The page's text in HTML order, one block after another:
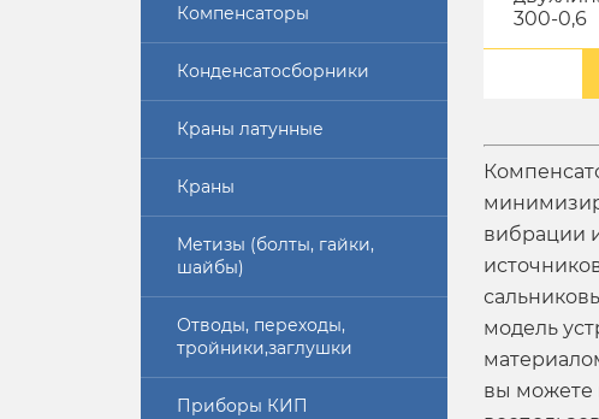
300-0,6
вибрации
модель
вы можете
Компенсаторы
Конденсатосборники
Краны латунные
Краны
Метизы (болты, гайки,
шайбы)
Отводы, переходы,
тройники,заглушки
Приборы КИП